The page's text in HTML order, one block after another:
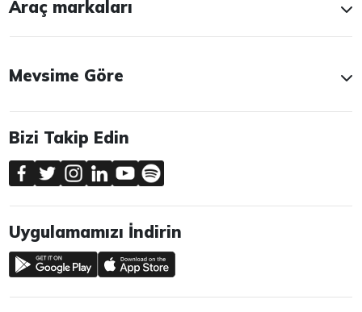
Araç markaları
Mevsime Göre
Bizi Takip Edin
Uygulamamızı İndirin